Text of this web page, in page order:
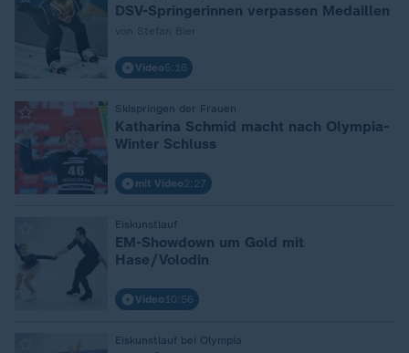
DSV-Springerinnen verpassen Medaillen
Video5:16
Skispringen der Frauen
Katharina Schmid macht nach Olympia-
Winter Schluss
mit Video2:27
Eiskunstlauf
EM-Showdown um Gold mit
Hase/Volodin
Video 10:56
Eiskunstlauf bei Olympia